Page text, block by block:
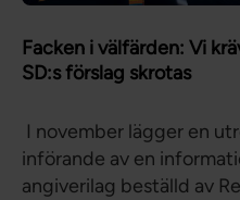
Facken i välfärden: Vi
SD:s förslag skrotas
I november lägger en
införande av en
angiverilag beställd av